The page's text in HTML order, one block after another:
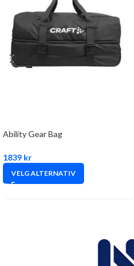
Ability Gear Bag
1839 kr
VELG ALTERNATIV